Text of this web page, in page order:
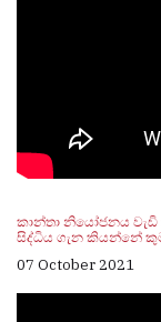
කාන්තා නියෝජනය
සිද්ධිය ගැන කියන්නේ
07 October 2021